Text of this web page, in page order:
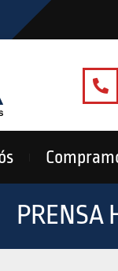
PRENSA